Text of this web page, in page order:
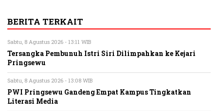
BERITA TERKAIT
Sabtu, 8 Agustus 2026 - 13:11 WIB
Tersangka Pembunuh Istri Siri Dilimpahkan ke Kejari
Pringsewu
Sabtu, 8 Agustus 2026 - 13:08 WIB
PWI Pringsewu Gandeng Empat Kampus Tingkatkan
Literasi Media